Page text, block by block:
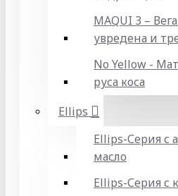
MAQUI 3 –
увредена и
No Yellow -
руса коса
Ellips
Ellips-Серия с
масло
Ellips-Серия с